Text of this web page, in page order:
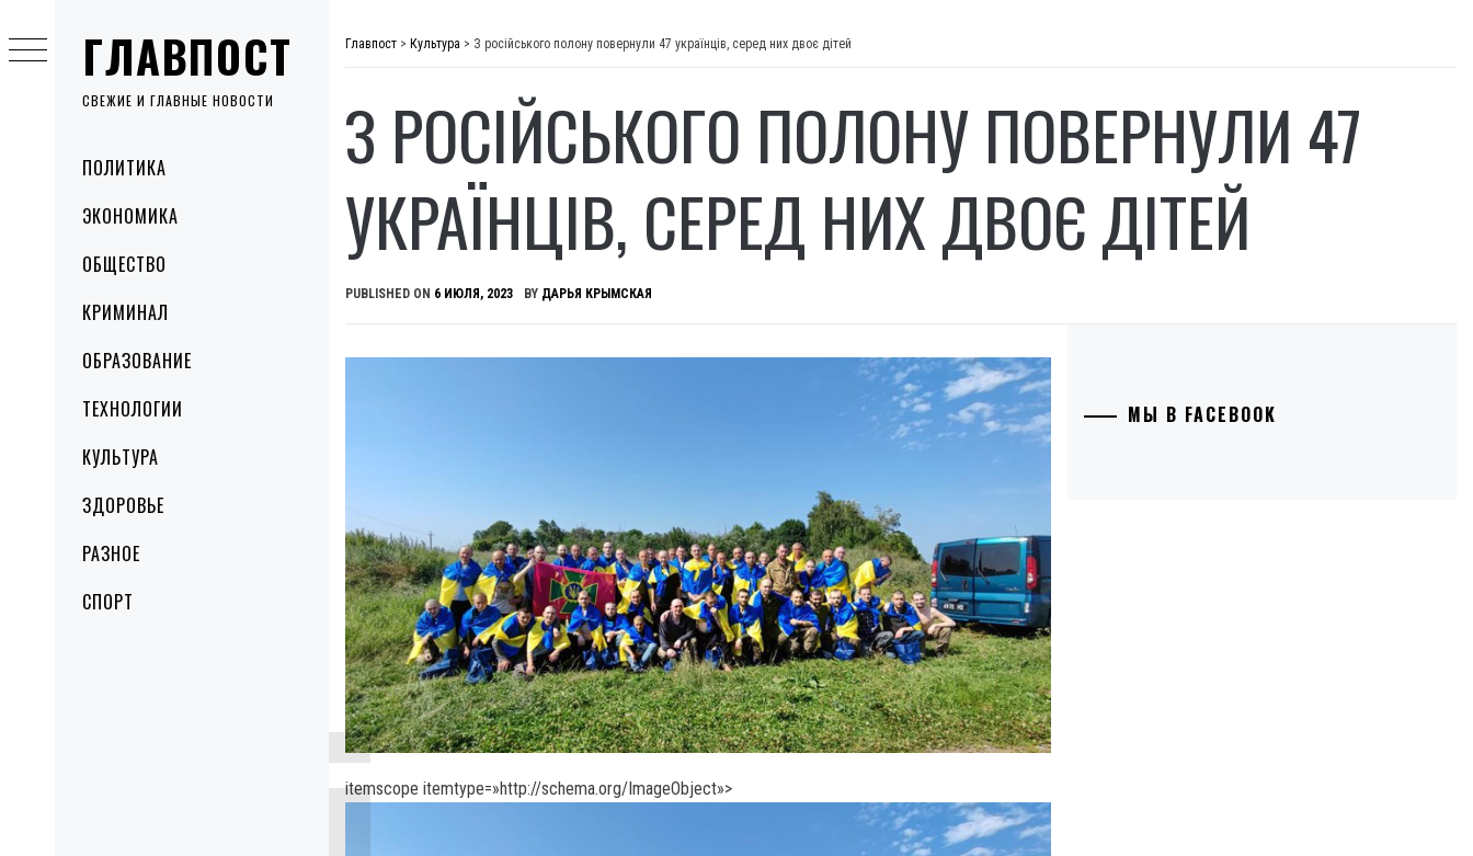
ГЛАВПОСТ
СВЕЖИЕ И ГЛАВНЫЕ НОВОСТИ
MenuПОЛИТИКА
ЭКОНОМИКА
ОБЩЕСТВО
КРИМИНАЛ
ОБРАЗОВАНИЕ
ТЕХНОЛОГИИ
КУЛЬТУРА
ЗДОРОВЬЕ
РАЗНОЕ
СПОРТ
to
content
Главпост > Культура > З російського полону повернули 47 українців, серед них двоє дітей
З РОСІЙСЬКОГО ПОЛОНУ ПОВЕРНУЛИ 47
УКРАЇНЦІВ, СЕРЕД НИХ ДВОЄ ДІТЕЙ
PUBLISHED ON 6 ИЮЛЯ, 2023 BY ДАРЬЯ КРЫМСКАЯ
itemscope itemtype=»http://schema.org/ImageObject»>
МЫ В FACEBOOK